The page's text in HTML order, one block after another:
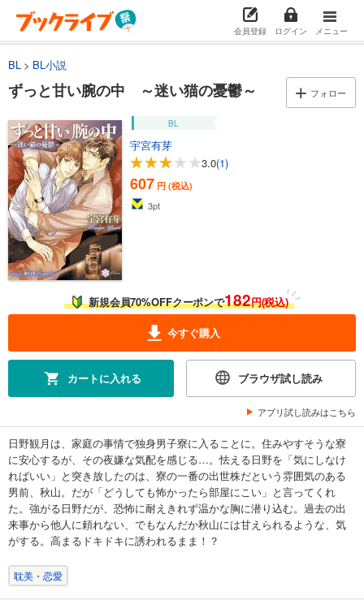
会員登録 ログイン メニュー
BL BL小説
ずっと甘い腕の中 ～迷い猫の憂鬱～ フォロー
BL
宇宮有芽
3.0(1)
607 円 (税込)
3pt
新規会員70%OFFクーポンで182円(税込)
今すぐ購入
カートに入れる ブラウザ試し読み
アプリ試し読みはこちら
日野観月は、家庭の事情で独身男子寮に入ることに。住みやすそうな寮
に安心するが、その夜嫌な気配を感じる…。怯える日野を「気にしなけ
ればいい」と突き放したのは、寮の一番の出世株だという雰囲気のある
男前、秋山。だが「どうしても怖かったら部屋にこい」と言ってくれ
た。強がる日野だが、恐怖に耐えきれず温かな胸に潜り込む。過去の出
来事から他人に頼れない、でもなんだか秋山には甘えられるような、気
がする。高まるドキドキに誘われるまま！？
耽美・恋愛